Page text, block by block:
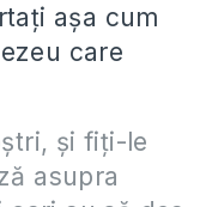
așa cum
care
și fiți-le
asupra